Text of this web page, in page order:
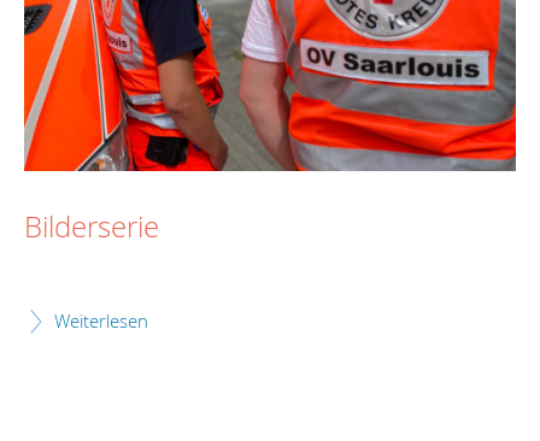
Bilderserie
Weiterlesen